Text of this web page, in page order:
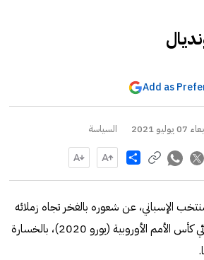
Add as
يوليو 2021 السياسة
Share
الإسباني، عن شعوره بالفخر تجاه زملائه
رغم الفشل في التأهل لنهائي كأس الأمم الأوروبية (يورو 2020)، بالخسارة